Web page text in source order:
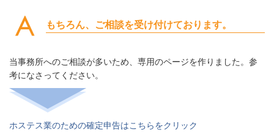
もちろん、ご相談を受け付けております。
当事務所へのご相談が多いため、専用のページを作りました。参
考になさってください。
ホステス業のための確定申告はこちらをクリック